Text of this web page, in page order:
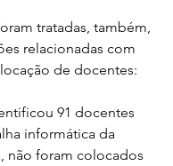
tratadas, também,
relacionadas com
de docentes:
91 docentes
informática da
não foram colocados